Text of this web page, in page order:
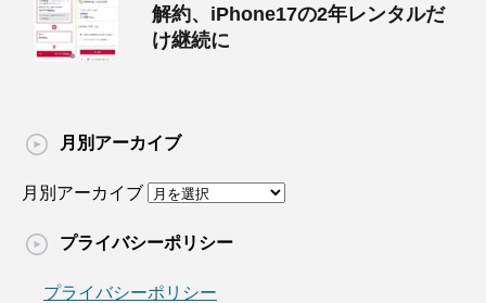
解約、iPhone17の2年レンタルだ
け継続に
月別アーカイブ
月別アーカイブ
プライバシーポリシー
プライバシーポリシー